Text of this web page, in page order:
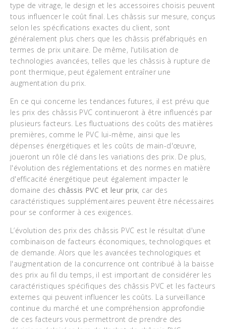
type de vitrage, le design et les accessoires choisis peuvent
tous influencer le coût final. Les châssis sur mesure, conçus
selon les spécifications exactes du client, sont
généralement plus chers que les châssis préfabriqués en
termes de prix unitaire. De même, l'utilisation de
technologies avancées, telles que les châssis à rupture de
pont thermique, peut également entraîner une
augmentation du prix.
En ce qui concerne les tendances futures, il est prévu que
les prix des châssis PVC continueront à être influencés par
plusieurs facteurs. Les fluctuations des coûts des matières
premières, comme le PVC lui-même, ainsi que les
dépenses énergétiques et les coûts de main-d'œuvre,
joueront un rôle clé dans les variations des prix. De plus,
l'évolution des réglementations et des normes en matière
d'efficacité énergétique peut également impacter le
domaine des châssis PVC et leur prix, car des
caractéristiques supplémentaires peuvent être nécessaires
pour se conformer à ces exigences.
L’évolution des prix des châssis PVC est le résultat d'une
combinaison de facteurs économiques, technologiques et
de demande. Alors que les avancées technologiques et
l'augmentation de la concurrence ont contribué à la baisse
des prix au fil du temps, il est important de considérer les
caractéristiques spécifiques des châssis PVC et les facteurs
externes qui peuvent influencer les coûts. La surveillance
continue du marché et une compréhension approfondie
de ces facteurs vous permettront de prendre des